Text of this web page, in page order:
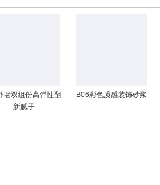
墙双组份高弹性翻
新腻子
B06彩色质感装饰砂浆